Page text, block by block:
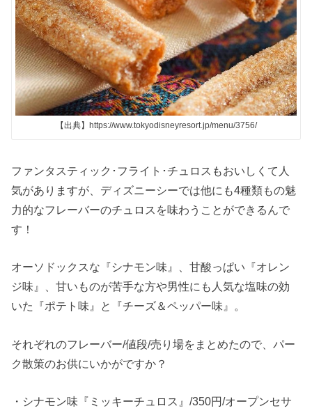
【出典】https://www.tokyodisneyresort.jp/menu/3756/
ファンタスティック･フライト･チュロスもおいしくて人
気がありますが、ディズニーシーでは他にも4種類もの魅
力的なフレーバーのチュロスを味わうことができるんで
す！
オーソドックスな『シナモン味』、甘酸っぱい『オレン
ジ味』、甘いものが苦手な方や男性にも人気な塩味の効
いた『ポテト味』と『チーズ＆ペッパー味』。
それぞれのフレーバー/値段/売り場をまとめたので、パー
ク散策のお供にいかがですか？
・シナモン味『ミッキーチュロス』/350円/オープンセサ